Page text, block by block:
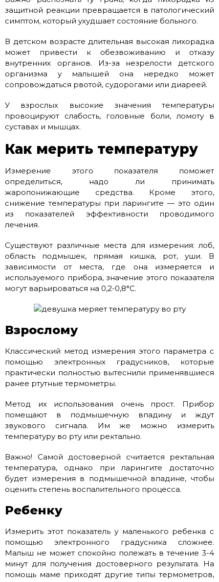
защитной реакции превращается в патологический
симптом, который ухудшает состояние больного.
В детском возрасте длительная высокая лихорадка
может привести к обезвоживанию и отказу
внутренних органов. Из-за незрелости детского
организма у малышей она нередко может
сопровождаться рвотой, судорогами или диареей.
У взрослых высокие значения температуры
провоцируют слабость, головные боли, ломоту в
суставах и мышцах.
Как мерить температуру
Измерение этого показателя поможет
определиться, надо ли принимать
жаропонижающие средства. Кроме этого,
снижение температуры при ларингите — это один
из показателей эффективности проводимого
лечения.
Существуют различные места для измерения: лоб,
область подмышек, прямая кишка, рот, уши. В
зависимости от места, где она измеряется и
используемого прибора, значение этого показателя
могут варьироваться на 0,2-0,8°C.
Взрослому
Классический метод измерения этого параметра с
помощью электронных градусников, которые
практически полностью вытеснили применявшиеся
ранее ртутные термометры.
Метод их использования очень прост. Прибор
помещают в подмышечную впадину и ждут
звукового сигнала. Им же можно измерить
температуру во рту или ректально.
Важно! Самой достоверной считается ректальная
температура, однако при ларингите достаточно
будет измерения в подмышечной впадине, чтобы
оценить степень воспалительного процесса.
Ребенку
Измерить этот показатель у маленького ребенка с
помощью электронного градусника сложнее.
Малыш не может спокойно полежать в течение 3-4
минут для получения достоверного результата. На
помощь маме приходят другие типы термометров,